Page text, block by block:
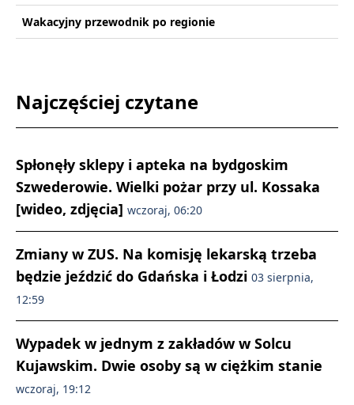
Wakacyjny przewodnik po regionie
Najczęściej czytane
Spłonęły sklepy i apteka na bydgoskim
Szwederowie. Wielki pożar przy ul. Kossaka
[wideo, zdjęcia] wczoraj, 06:20
Zmiany w ZUS. Na komisję lekarską trzeba
będzie jeździć do Gdańska i Łodzi 03 sierpnia,
12:59
Wypadek w jednym z zakładów w Solcu
Kujawskim. Dwie osoby są w ciężkim stanie
wczoraj, 19:12